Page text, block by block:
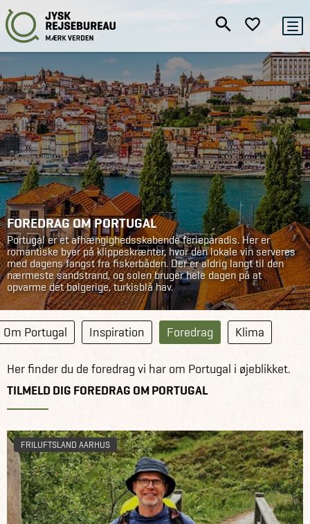
FOREDRAG OM PORTUGAL
Portugal er et afhængighedsskabende ferieparadis. Her er
romantiske byer på klippeskrænter, hvor den lokale vin serveres
med dagens fangst fra fiskerbåden. Der er aldrig langt til den
nærmeste sandstrand, og solen bruger hele dagen på at
opvarme det bølgerige, turkisblå hav.
Om Portugal Inspiration Foredrag Klima
Her finder du de foredrag vi har om Portugal i øjeblikket.
TILMELD DIG FOREDRAG OM PORTUGAL
FRILUFTSLAND AARHUS